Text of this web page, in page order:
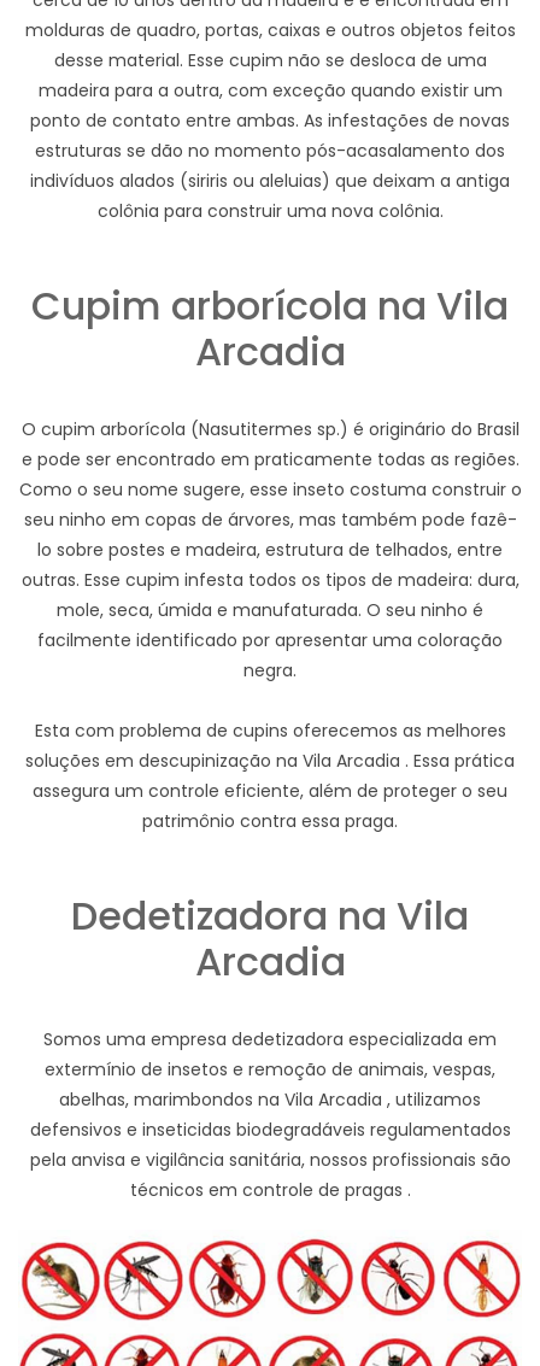
molduras de quadro, portas, caixas e outros objetos feitos
desse material. Esse cupim não se desloca de uma
madeira para a outra, com exceção quando existir um
ponto de contato entre ambas. As infestações de novas
estruturas se dão no momento pós-acasalamento dos
indivíduos alados (siriris ou aleluias) que deixam a antiga
colônia para construir uma nova colônia.
Cupim arborícola na Vila
Arcadia
O cupim arborícola (Nasutitermes sp.) é originário do Brasil
e pode ser encontrado em praticamente todas as regiões.
Como o seu nome sugere, esse inseto costuma construir o
seu ninho em copas de árvores, mas também pode fazê-
lo sobre postes e madeira, estrutura de telhados, entre
outras. Esse cupim infesta todos os tipos de madeira: dura,
mole, seca, úmida e manufaturada. O seu ninho é
facilmente identificado por apresentar uma coloração
negra.
Esta com problema de cupins oferecemos as melhores
soluções em descupinização na Vila Arcadia . Essa prática
assegura um controle eficiente, além de proteger o seu
patrimônio contra essa praga.
Dedetizadora na Vila
Arcadia
Somos uma empresa dedetizadora especializada em
extermínio de insetos e remoção de animais, vespas,
abelhas, marimbondos na Vila Arcadia , utilizamos
defensivos e inseticidas biodegradáveis regulamentados
pela anvisa e vigilância sanitária, nossos profissionais são
técnicos em controle de pragas .